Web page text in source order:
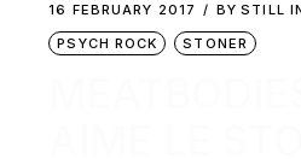
16 FEBRUARY 2017 BY STILL
PSYCH ROCK
STONER